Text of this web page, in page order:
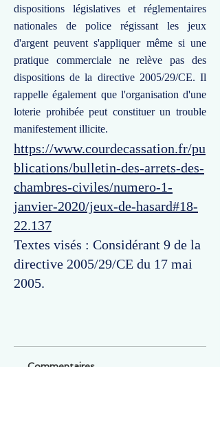
dispositions législatives et réglementaires
nationales de police régissant les jeux
d'argent peuvent s'appliquer même si une
pratique commerciale ne relève pas des
dispositions de la directive 2005/29/CE. Il
rappelle également que l'organisation d'une
loterie prohibée peut constituer un trouble
manifestement illicite.
https://www.courdecassation.fr/pu
blications/bulletin-des-arrets-des-
chambres-civiles/numero-1-
janvier-2020/jeux-de-hasard#18-
22.137
Textes visés : Considérant 9 de la
directive 2005/29/CE du 17 mai
2005.
Commentaires